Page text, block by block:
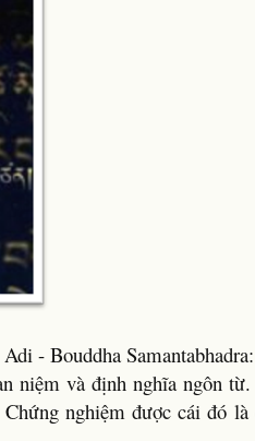
- Bouddha Samantabhadra:
niệm và định nghĩa ngôn từ.
nghiệm được cái đó là